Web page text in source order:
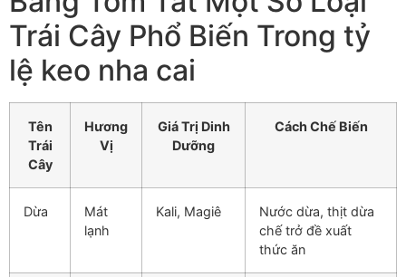
Trái Cây Phổ Biến Trong tỷ
lệ keo nha cai
Tên
Trái
Cây
Hương
Vị
Giá Trị Dinh
Dưỡng
Cách Chế Biến
Dừa
Mát
lạnh
Kali, Magiê
Nước dừa, thịt dừa
chế trở đề xuất
thức ăn